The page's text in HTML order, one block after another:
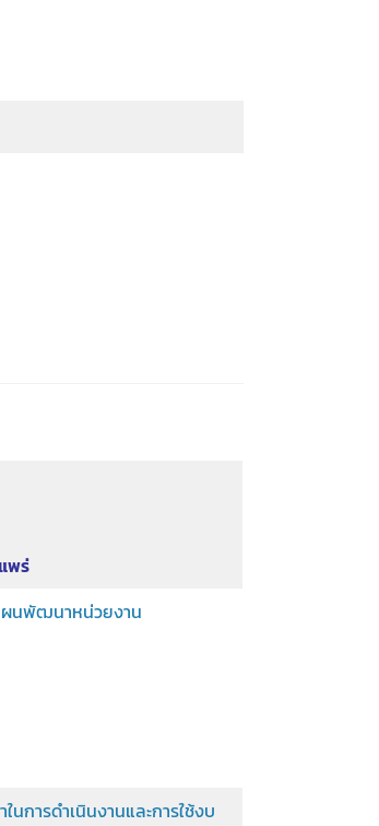
พร่
นพัฒนาหน่วยงาน
นการดำเนินงานและการใช้งบ